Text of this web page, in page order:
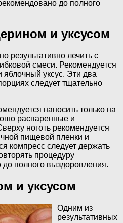
до полного
и уксусом
результативно лечить с
смеси. Рекомендуется
яблочный уксус. Эти два
следует тщательно
наносить только на
распаренные и
ноготь рекомендуется
пищевой пленки и
компресс следует держать
процедуру
полного выздоровления.
и уксусом
Одним из
результативных